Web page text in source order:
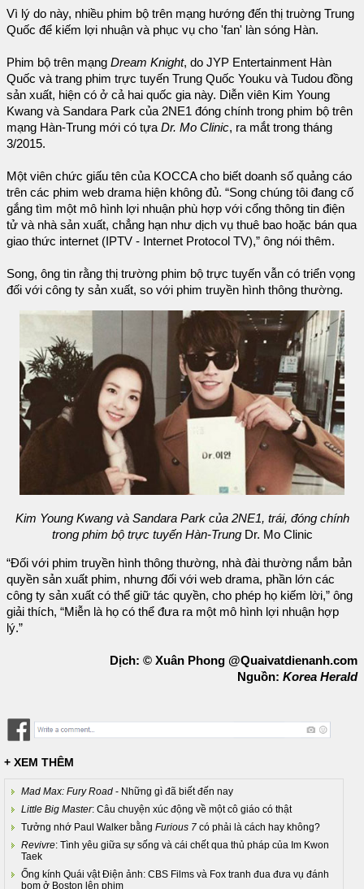
Vì lý do này, nhiều phim bộ trên mạng hướng đến thị truờng Trung
Quốc để kiếm lợi nhuận và phục vụ cho 'fan' làn sóng Hàn.
Phim bộ trên mạng Dream Knight, do JYP Entertainment Hàn
Quốc và trang phim trực tuyến Trung Quốc Youku và Tudou đồng
sản xuất, hiện có ở cả hai quốc gia này. Diễn viên Kim Young
Kwang và Sandara Park của 2NE1 đóng chính trong phim bộ trên
mạng Hàn-Trung mới có tựaDr. Mo Clinic, ra mắt trong tháng
3/2015.
Một viên chức giấu tên của KOCCA cho biết doanh số quảng cáo
trên các phim web drama hiện không đủ. “Song chúng tôi đang cố
gắng tìm một mô hình lợi nhuận phù hợp với cổng thông tin điện
tử và nhà sản xuất, chẳng hạn như dịch vụ thuê bao hoặc bán qua
giao thức internet (IPTV - Internet Protocol TV),” ông nói thêm.
Song, ông tin rằng thị trường phim bộ trực tuyến vẫn có triển vọng
đối với công ty sản xuất, so với phim truyền hình thông thường.
Kim Young Kwang và Sandara Park của 2NE1, trái, đóng chính
trong phim bộ trực tuyến Hàn-TrungDr. Mo Clinic
“Đối với phim truyền hình thông thường, nhà đài thường nắm bản
quyền sản xuất phim, nhưng đối với web drama, phần lớn các
công ty sản xuất có thể giữ tác quyền, cho phép họ kiếm lời,” ông
giải thích, “Miễn là họ có thể đưa ra một mô hình lợi nhuận hợp
lý.”
Dịch: © Xuân Phong @Quaivatdienanh.com
Nguồn: Korea Herald
+ XEM THÊM
Mad Max: Fury Road - Những gì đã biết đến nay
Little Big Master: Câu chuyện xúc động về một cô giáo có thật
Tưởng nhớ Paul Walker bằng Furious 7 có phải là cách hay không?
Revivre: Tình yêu giữa sự sống và cái chết qua thủ pháp của Im Kwon
Taek
Ống kính Quái vật Điện ảnh: CBS Films và Fox tranh đua đưa vụ đánh
bom ở Boston lên phim